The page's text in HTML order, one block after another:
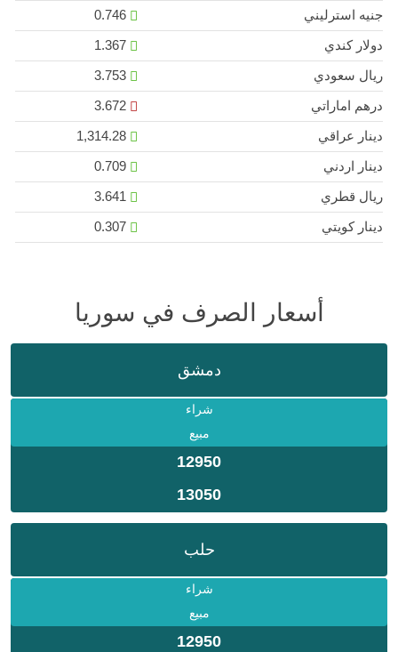
جنيه استرليني
0.746
دولار كندي
1.367
ريال سعودي
3.753
درهم اماراتي
3.672
دينار عراقي
1,314.28
دينار اردني
0.709
ريال قطري
دينار كويتي
0.307
أسعار الصرف في سوريا
دمشق
شراء
مبيع
12950
13050
حلب
شراء
مبيع
12950